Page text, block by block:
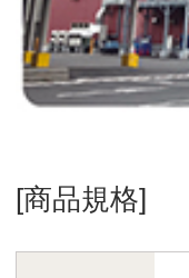
[商品規格]